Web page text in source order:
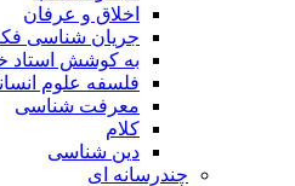
اخلاق و عرفان
جریان شناسی
به کوشش استاد
فلسفه علوم
معرفت شناسی
کلام
دین شناسی
چندرسانه ای